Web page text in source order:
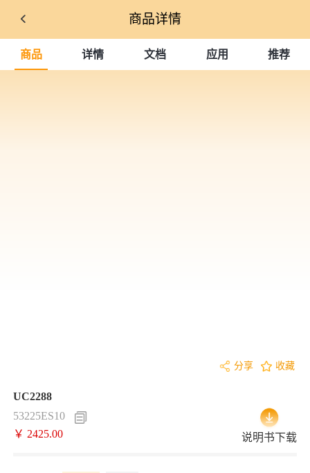
商品详情
商品 详情 文档 应用 推荐
分享 收藏
UC2288
53225ES10
￥ 2425.00
说明书下载